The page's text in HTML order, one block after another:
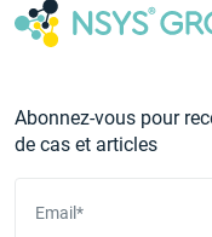
Abonnez-vous pour
de cas et articles
Email*